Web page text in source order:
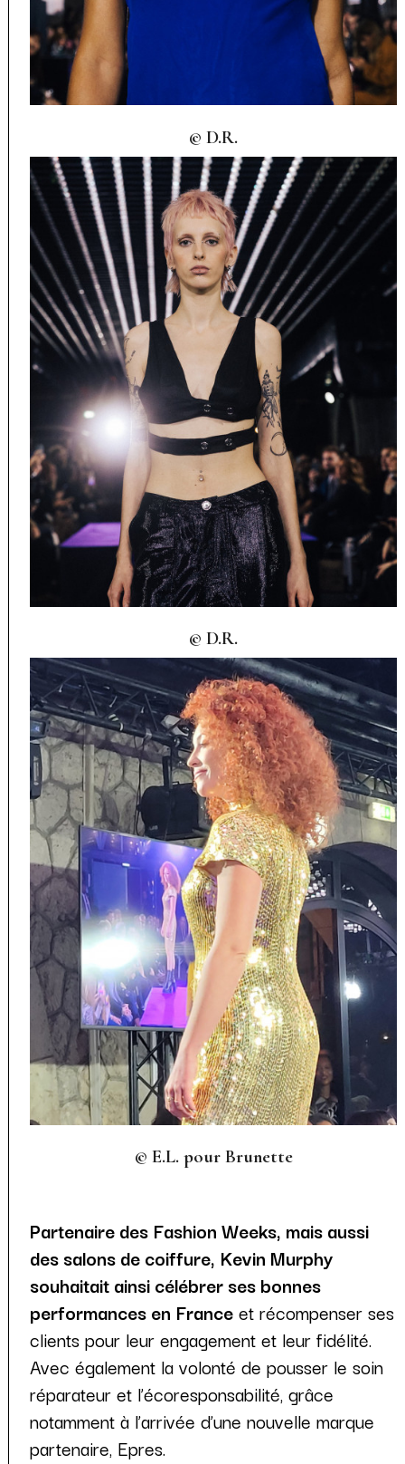
© D.R.
© D.R.
© E.L. pour Brunette
Partenaire des Fashion Weeks, mais aussi
des salons de coiffure, Kevin Murphy
souhaitait ainsi célébrer ses bonnes
performances en Franceet récompenser ses
clients pour leur engagement et leur fidélité.
Avec également la volonté de pousser le soin
réparateur et l’écoresponsabilité, grâce
notamment à l’arrivée d’une nouvelle marque
partenaire, Epres.